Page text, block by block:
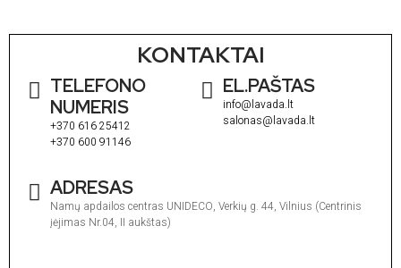
KONTAKTAI
TELEFONO
NUMERIS
+370 616 25412
+370 600 91146
EL.PAŠTAS
info@lavada.lt
salonas@lavada.lt
ADRESAS
Namų apdailos centras UNIDECO, Verkių g. 44, Vilnius (Centrinis
įėjimas Nr.04, II aukštas)